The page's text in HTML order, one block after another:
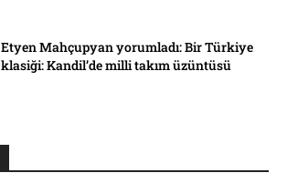
Etyen Mahçupyan yorumladı: Bir Türkiye
klasiği: Kandil’de milli takım üzüntüsü